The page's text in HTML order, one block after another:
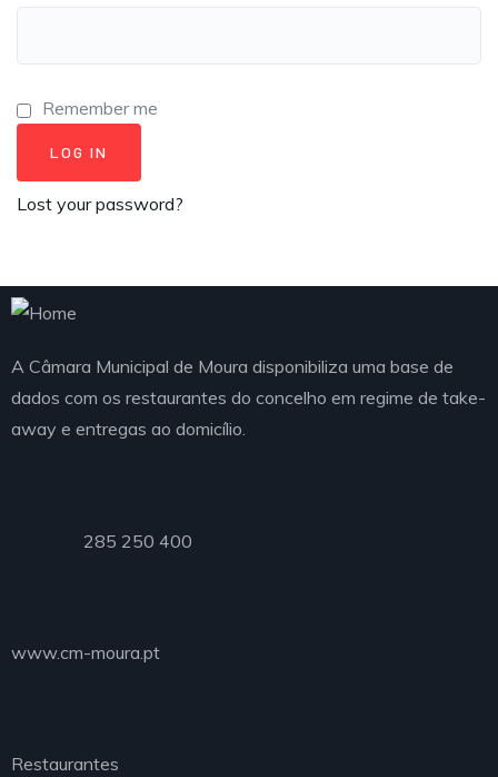
Remember me
LOG IN
Lost your password?
A Câmara Municipal de Moura disponibiliza uma base de
dados com os restaurantes do concelho em regime de take-
away e entregas ao domicílio.
285 250 400
www.cm-moura.pt
Restaurantes